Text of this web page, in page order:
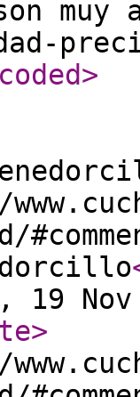
muy
>
19
>